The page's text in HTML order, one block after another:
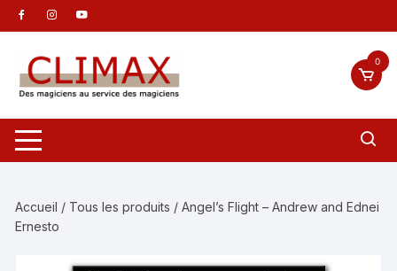
Aller
au
contenu
0
Accueil / Tous les produits / Angel’s Flight – Andrew and Ednei
Ernesto